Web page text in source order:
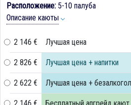
Расположение: 5-10 палуба
Описание каюты
2 146 € Лучшая цена
2 826 € Лучшая цена + напитки
2 622 € Лучшая цена +